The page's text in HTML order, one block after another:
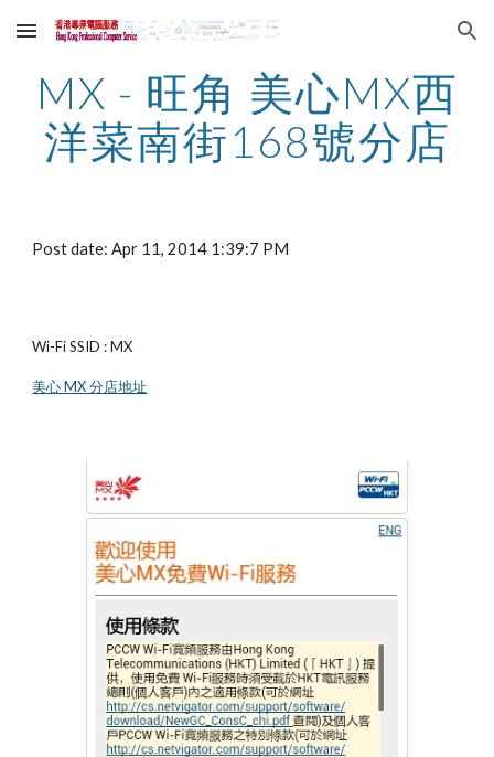
Skip to main content Skip to navigation
MX - 旺角 美心MX西
洋菜南街168號分店
Post date: Apr 11, 2014 1:39:7 PM
Wi-Fi SSID : MX
美心 MX 分店地址